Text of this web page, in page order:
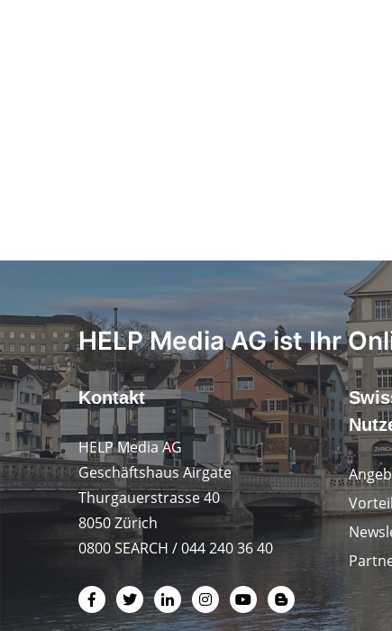
HELP Media AG ist Ihr
Kontakt
HELP Media AG
Geschäftshaus Airgate
Thurgauerstrasse 40
8050 Zürich
0800 SEARCH / 044 240 36 40